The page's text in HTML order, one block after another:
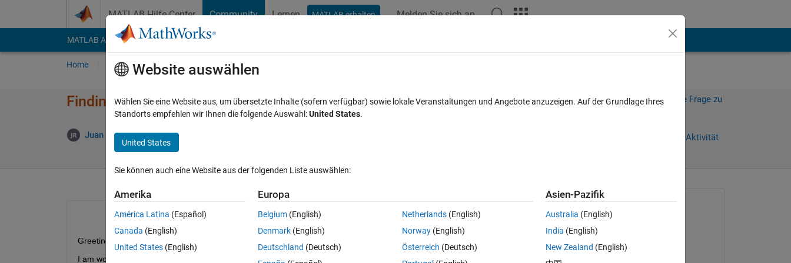
MATLAB Hilfe-Center Community Lernen MATLAB erhalten Melden Sie sich an
MATLAB Answers File Exchange Cody
Home Fragen Antworten Durchsuchen
Finding specific phrases within a cell array (1)
Juan Rosado 16 Jul. 2012
Melden Sie sich an, um diese Frage zu
Anmelden, um Aktivität
Ältere Kommentare anzeigen
In MATLAB Online öffnen 0 Stimmen
Greetings,
I am working with a total of nine(9) text strings within nine(9) cell ( {9x1} )
Juan Rosado
am 16 Jul. 2012
Website auswählen
Wählen Sie eine Website aus, um übersetzte Inhalte (sofern verfügbar) sowie lokale Veranstaltungen und Angebote anzuzeigen. Auf der Grundlage Ihres
Standorts empfehlen wir Ihnen die folgende Auswahl:United States.
United States
Sie können auch eine Website aus der folgenden Liste auswählen:
Amerika
América Latina (Español)
Canada (English)
United States (English)
Europa
Belgium (English)
Denmark (English)
Deutschland (Deutsch)
Netherlands(English)
Norway(English)
Österreich (Deutsch)
Asien-Pazifik
Australia (English)
India (English)
New Zealand (English)